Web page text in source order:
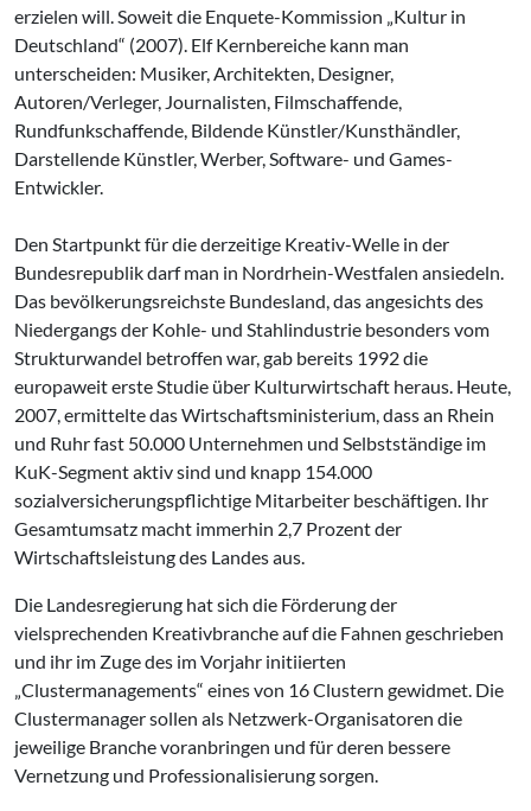
erzielen will. Soweit die Enquete-Kommission „Kultur in
Deutschland“ (2007). Elf Kernbereiche kann man
unterscheiden: Musiker, Architekten, Designer,
Autoren/Verleger, Journalisten, Filmschaffende,
Rundfunkschaffende, Bildende Künstler/Kunsthändler,
Darstellende Künstler, Werber, Software- und Games-
Entwickler.
Den Startpunkt für die derzeitige Kreativ-Welle in der
Bundesrepublik darf man in Nordrhein-Westfalen ansiedeln.
Das bevölkerungsreichste Bundesland, das angesichts des
Niedergangs der Kohle- und Stahlindustrie besonders vom
Strukturwandel betroffen war, gab bereits 1992 die
europaweit erste Studie über Kulturwirtschaft heraus. Heute,
2007, ermittelte das Wirtschaftsministerium, dass an Rhein
und Ruhr fast 50.000 Unternehmen und Selbstständige im
KuK-Segment aktiv sind und knapp 154.000
sozialversicherungspflichtige Mitarbeiter beschäftigen. Ihr
Gesamtumsatz macht immerhin 2,7 Prozent der
Wirtschaftsleistung des Landes aus.
Die Landesregierung hat sich die Förderung der
vielsprechenden Kreativbranche auf die Fahnen geschrieben
und ihr im Zuge des im Vorjahr initiierten
„Clustermanagements“ eines von 16 Clustern gewidmet. Die
Clustermanager sollen als Netzwerk-Organisatoren die
jeweilige Branche voranbringen und für deren bessere
Vernetzung und Professionalisierung sorgen.